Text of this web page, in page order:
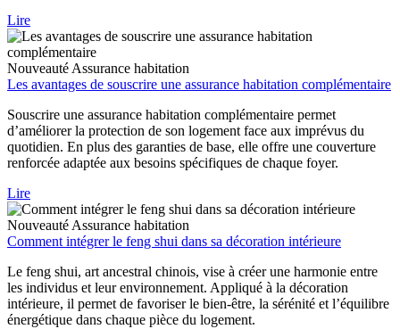
Lire
Nouveauté Assurance habitation
Les avantages de souscrire une assurance habitation complémentaire
Souscrire une assurance habitation complémentaire permet
d’améliorer la protection de son logement face aux imprévus du
quotidien. En plus des garanties de base, elle offre une couverture
renforcée adaptée aux besoins spécifiques de chaque foyer.
Lire
Nouveauté Assurance habitation
Comment intégrer le feng shui dans sa décoration intérieure
Le feng shui, art ancestral chinois, vise à créer une harmonie entre
les individus et leur environnement. Appliqué à la décoration
intérieure, il permet de favoriser le bien-être, la sérénité et l’équilibre
énergétique dans chaque pièce du logement.